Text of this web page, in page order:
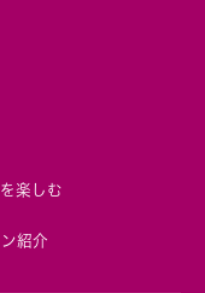
楽しむ
紹介